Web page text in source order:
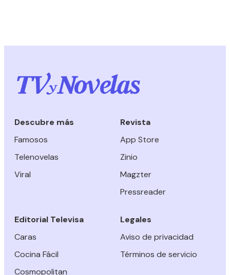
Descubre más
Famosos
Telenovelas
Viral
Revista
App Store
Zinio
Magzter
Pressreader
Editorial Televisa
Caras
Cocina Fácil
Cosmopolitan
Legales
Aviso de privacidad
Términos de servicio